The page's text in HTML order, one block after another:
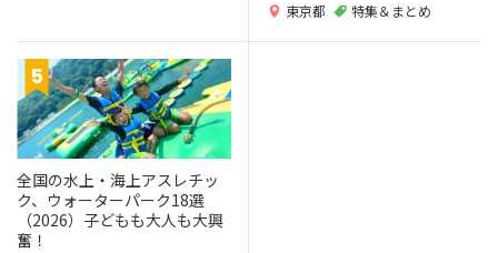
東京都 特集＆まとめ
全国の水上・海上アスレチッ
ク、ウォーターパーク18選
（2026）子どもも大人も大興
奮！